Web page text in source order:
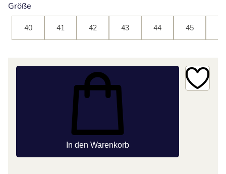
Größe
40 41 42 43 44 45
In den Warenkorb